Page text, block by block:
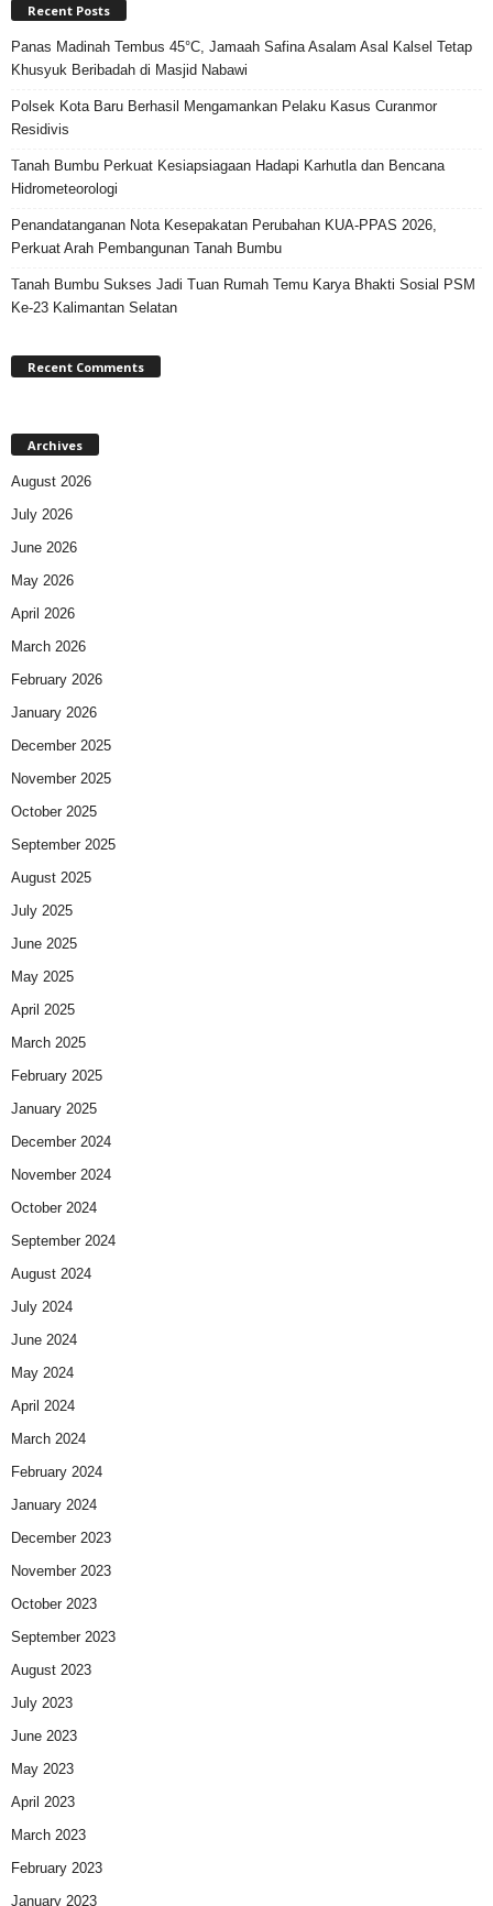
Recent Posts
Panas Madinah Tembus 45°C, Jamaah Safina Asalam Asal Kalsel Tetap
Khusyuk Beribadah di Masjid Nabawi
Polsek Kota Baru Berhasil Mengamankan Pelaku Kasus Curanmor
Residivis
Tanah Bumbu Perkuat Kesiapsiagaan Hadapi Karhutla dan Bencana
Hidrometeorologi
Penandatanganan Nota Kesepakatan Perubahan KUA-PPAS 2026,
Perkuat Arah Pembangunan Tanah Bumbu
Tanah Bumbu Sukses Jadi Tuan Rumah Temu Karya Bhakti Sosial PSM
Ke-23 Kalimantan Selatan
Recent Comments
Archives
August 2026
July 2026
June 2026
May 2026
April 2026
March 2026
February 2026
January 2026
December 2025
November 2025
October 2025
September 2025
August 2025
July 2025
June 2025
May 2025
April 2025
March 2025
February 2025
January 2025
December 2024
November 2024
October 2024
September 2024
August 2024
July 2024
June 2024
May 2024
April 2024
March 2024
February 2024
January 2024
December 2023
November 2023
October 2023
September 2023
August 2023
July 2023
June 2023
May 2023
April 2023
March 2023
February 2023
January 2023